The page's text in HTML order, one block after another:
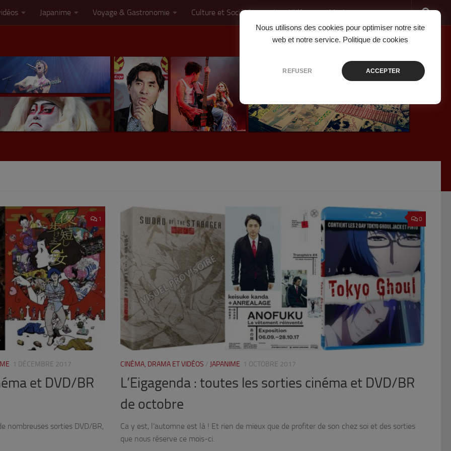
Nous utilisons des cookies pour optimiser notre site
web et notre service. Politique de cookies
REFUSER ACCEPTER
Japanime Voyage & Gastronomie Culture et Société Jeux Vidéo Musique
1
1 DÉCEMBRE 2017
et DVD/BR
nombreuses sorties DVD/BR,
0
CINÉMA, DRAMA ET VIDÉOS / JAPANIME 1 OCTOBRE 2017
L’Eigagenda : toutes les sorties cinéma et DVD/BR
de octobre
Ca y est, l’automne est là ! Et rien de mieux que de profiter de son chez soi et des sorties
que nous réserve ce mois-ci.